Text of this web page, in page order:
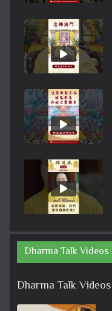
Dharma Talk Videos
Dharma Talk Videos